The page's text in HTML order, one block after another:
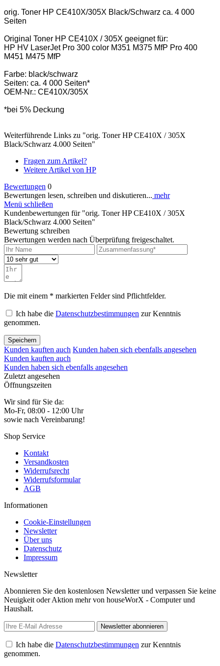
orig. Toner HP CE410X/305X Black/Schwarz ca. 4 000
Seiten
Original Toner HP CE410X / 305X geeignet für:
HP HV LaserJet Pro 300 color M351 M375 MfP Pro 400
M451 M475 MfP
Farbe: black/schwarz
Seiten: ca. 4 000 Seiten*
OEM-Nr.: CE410X/305X
*bei 5% Deckung
Weiterführende Links zu "orig. Toner HP CE410X / 305X
Black/Schwarz 4.000 Seiten"
Fragen zum Artikel?
Weitere Artikel von HP
Bewertungen 0
Bewertungen lesen, schreiben und diskutieren... mehr
Menü schließen
Kundenbewertungen für "orig. Toner HP CE410X / 305X
Black/Schwarz 4.000 Seiten"
Bewertung schreiben
Bewertungen werden nach Überprüfung freigeschaltet.
Die mit einem * markierten Felder sind Pflichtfelder.
Ich habe die Datenschutzbestimmungen zur Kenntnis
genommen.
Speichern
Kunden kauften auch Kunden haben sich ebenfalls angesehen
Kunden kauften auch
Kunden haben sich ebenfalls angesehen
Zuletzt angesehen
Öffnungszeiten
Wir sind für Sie da:
Mo-Fr, 08:00 - 12:00 Uhr
sowie nach Vereinbarung!
Shop Service
Kontakt
Versandkosten
Widerrufsrecht
Widerrufsformular
AGB
Informationen
Cookie-Einstellungen
Newsletter
Über uns
Datenschutz
Impressum
Newsletter
Abonnieren Sie den kostenlosen Newsletter und verpassen Sie keine
Neuigkeit oder Aktion mehr von houseWorX - Computer und
Haushalt.
Newsletter abonnieren
Ich habe die Datenschutzbestimmungen zur Kenntnis
genommen.